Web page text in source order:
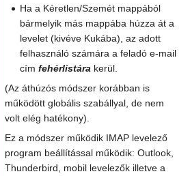
Ha a Kéretlen/Szemét mappából
bármelyik más mappába húzza át a
levelet (kivéve Kukába), az adott
felhasználó számára a feladó e-mail
címfehérlistára kerül.
(Az áthúzós módszer korábban is
működött globális szabállyal, de nem
volt elég hatékony).
Ez a módszer működik IMAP levelező
program beállítással működik: Outlook,
Thunderbird, mobil levelezők illetve a